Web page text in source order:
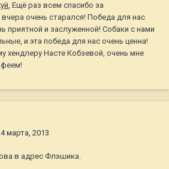
, Ещё раз всем спасибо за
очень старался! Победа для нас
приятной и заслуженной! Собаки с нами
и эта победа для нас очень ценна!
хендлеру Насте Кобзевой, очень мне
марта, 2013
в адрес Флэшика.